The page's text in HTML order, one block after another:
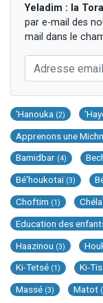
Yeladim : la
par e-mail des
mail dans le
'Hanouka (2)
Apprenons une
Bamidbar (4)
Bé'houkotaï (3)
Choftim (1)
Education des
Haazinou (3)
Ki-Tetsé (1) Ki-
Massé (3) Matot